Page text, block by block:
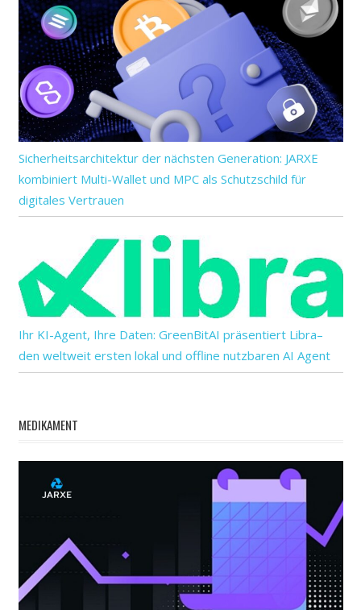
Sicherheitsarchitektur der nächsten Generation: JARXE
kombiniert Multi-Wallet und MPC als Schutzschild für
digitales Vertrauen
Ihr KI-Agent, Ihre Daten: GreenBitAI präsentiert Libra–
den weltweit ersten lokal und offline nutzbaren AI Agent
MEDIKAMENT